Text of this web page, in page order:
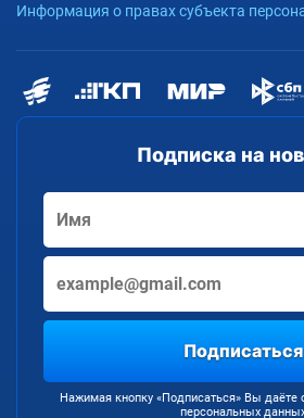
Подписка на
Подписаться
Нажимая кнопку «Подписаться» Вы даёте
персональных
Информация о правах субъекта